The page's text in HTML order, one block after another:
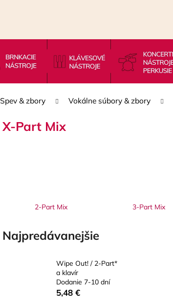
Spev & zbory Vokálne súbory & zbory
X-Part Mix
2-Part Mix 3-Part Mix
Najpredávanejšie
Wipe Out! / 2-Part*
a klavír
Dodanie 7-10 dní
5,48 €
Čo potrebujete nájsť?
Odporúčame
PIESTY
9,30 €